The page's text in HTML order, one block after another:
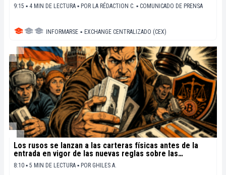
9:15 ▪ 4 MIN DE LECTURA ▪ POR LA RÉDACTION C. ▪ COMUNICADO DE PRENSA
INFORMARSE ▪ EXCHANGE CENTRALIZADO (CEX)
Los rusos se lanzan a las carteras físicas antes de la
entrada en vigor de las nuevas reglas sobre las
criptomonedas
8:10 ▪ 5 MIN DE LECTURA ▪ POR GHILES A.